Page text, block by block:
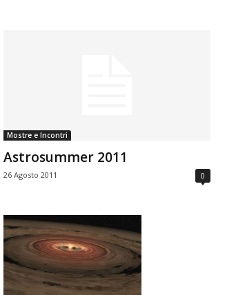
Mostre e Incontri
Astrosummer 2011
26 Agosto 2011 0